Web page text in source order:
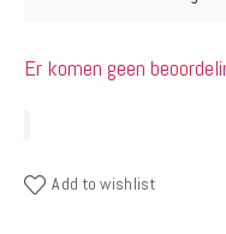
Er komen geen
Add to wishlist